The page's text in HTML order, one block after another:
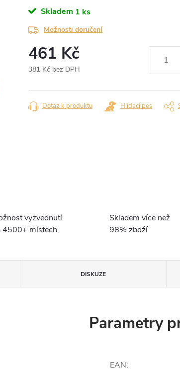
Skladem 1 ks
Možnosti doručení
461 Kč
381 Kč bez DPH
cena:
Dotaz k produktu Hlídací pes
vyzvednutí
4500+ místech
Skladem více než
98% zboží
DISKUZE
Parametry
EAN: